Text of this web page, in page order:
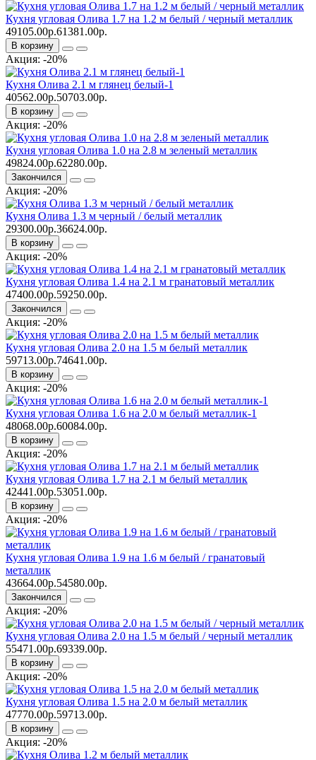
Кухня угловая Олива 1.7 на 1.2 м белый / черный металлик
49105.00р.61381.00р.
В корзину
Акция: -20%
Кухня Олива 2.1 м глянец белый-1
40562.00р.50703.00р.
В корзину
Акция: -20%
Кухня угловая Олива 1.0 на 2.8 м зеленый металлик
49824.00р.62280.00р.
Закончился
Акция: -20%
Кухня Олива 1.3 м черный / белый металлик
29300.00р.36624.00р.
В корзину
Акция: -20%
Кухня угловая Олива 1.4 на 2.1 м гранатовый металлик
47400.00р.59250.00р.
Закончился
Акция: -20%
Кухня угловая Олива 2.0 на 1.5 м белый металлик
59713.00р.74641.00р.
В корзину
Акция: -20%
Кухня угловая Олива 1.6 на 2.0 м белый металлик-1
48068.00р.60084.00р.
В корзину
Акция: -20%
Кухня угловая Олива 1.7 на 2.1 м белый металлик
42441.00р.53051.00р.
В корзину
Акция: -20%
Кухня угловая Олива 1.9 на 1.6 м белый / гранатовый
металлик
43664.00р.54580.00р.
Закончился
Акция: -20%
Кухня угловая Олива 2.0 на 1.5 м белый / черный металлик
55471.00р.69339.00р.
В корзину
Акция: -20%
Кухня угловая Олива 1.5 на 2.0 м белый металлик
47770.00р.59713.00р.
В корзину
Акция: -20%